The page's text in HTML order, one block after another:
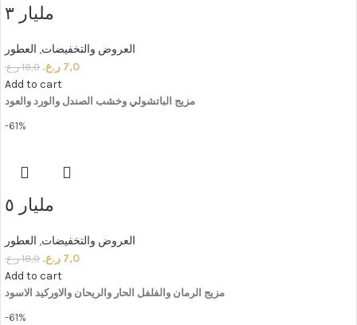
مليار ٣
العروض والتخفيضات, العطور
18,0 ر.ع. 7,0 ر.ع.
Add to cart
مزيج الباتشولي وخشب الصندل والورد والعود
-61%
مليار ٥
العروض والتخفيضات, العطور
18,0 ر.ع. 7,0 ر.ع.
Add to cart
مزيج الرمان والفلفل الحار والريحان والاوركيد الاسود
-61%